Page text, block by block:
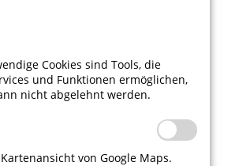
Cookies sind Tools, die
und Funktionen ermöglichen,
nicht abgelehnt werden.
von Google Maps.